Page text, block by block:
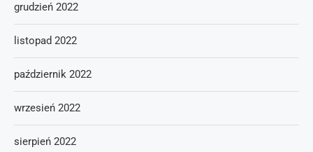
grudzień 2022
listopad 2022
październik 2022
wrzesień 2022
sierpień 2022